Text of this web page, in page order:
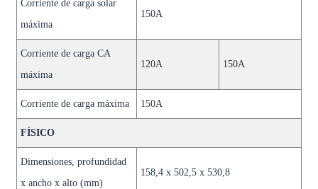
Corriente de carga solar
máxima
150A
Corriente de carga CA
máxima
120A 150A
Corriente de carga máxima 150A
FÍSICO
Dimensiones, profundidad
x ancho x alto (mm)
158,4 x 502,5 x 530,8